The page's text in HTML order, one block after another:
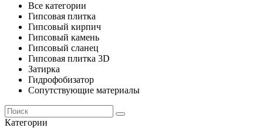
Все категории
Гипсовая плитка
Гипсовый кирпич
Гипсовый камень
Гипсовый сланец
Гипсовая плитка 3D
Затирка
Гидрофобизатор
Сопутствующие материалы
Категории